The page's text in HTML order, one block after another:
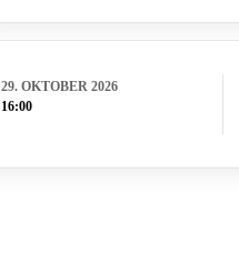
29. OKTOBER 2026
16:00